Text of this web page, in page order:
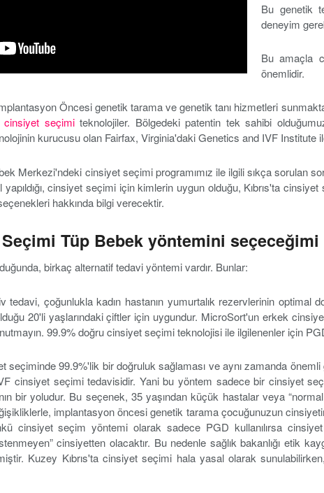
Bu genetik
deneyim
Bu amaçla
önemlidir.
Öncesi genetik tarama ve genetik tanı hizmetleri
cinsiyet seçimiteknolojiler. Bölgedeki patentin tek sahibi
kurucusu olan Fairfax, Virginia'daki Genetics and IVF Institute
Merkezi'ndeki cinsiyet seçimi programımız ile ilgili sıkça sorulan
cinsiyet seçimi için kimlerin uygun olduğu, Kıbrıs'ta
hakkında bilgi verecektir.
Tüp Bebek yöntemini
birkaç alternatif tedavi yöntemi vardır. Bunlar:
çoğunlukla kadın hastanın yumurtalık rezervlerinin optimal
20'li yaşlarındaki çiftler için uygundur. MicroSort'un erkek
99.9% doğru cinsiyet seçimi teknolojisi ile ilgilenenler için
99.9%'lik bir doğruluk sağlaması ve aynı zamanda
cinsiyet seçimi tedavisidir. Yani bu yöntem sadece bir cinsiyet
bir yoludur. Bu seçenek, 35 yaşından küçük hastalar veya
implantasyon öncesi genetik tarama çocuğunuzun
cinsiyet seçim yöntemi olarak sadece PGD kullanılırsa
cinsiyetten olacaktır. Bu nedenle sağlık bakanlığı etik
Kuzey Kıbrıs'ta cinsiyet seçimi hala yasal olarak sunulabilirken,